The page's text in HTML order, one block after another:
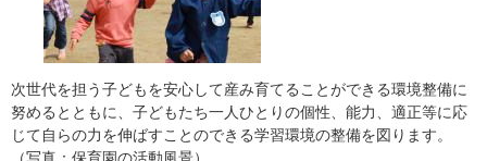
次世代を担う子どもを安心して産み育てることができる環境整備に
努めるとともに、子どもたち一人ひとりの個性、能力、適正等に応
じて自らの力を伸ばすことのできる学習環境の整備を図ります。
（写真：保育園の活動風景）